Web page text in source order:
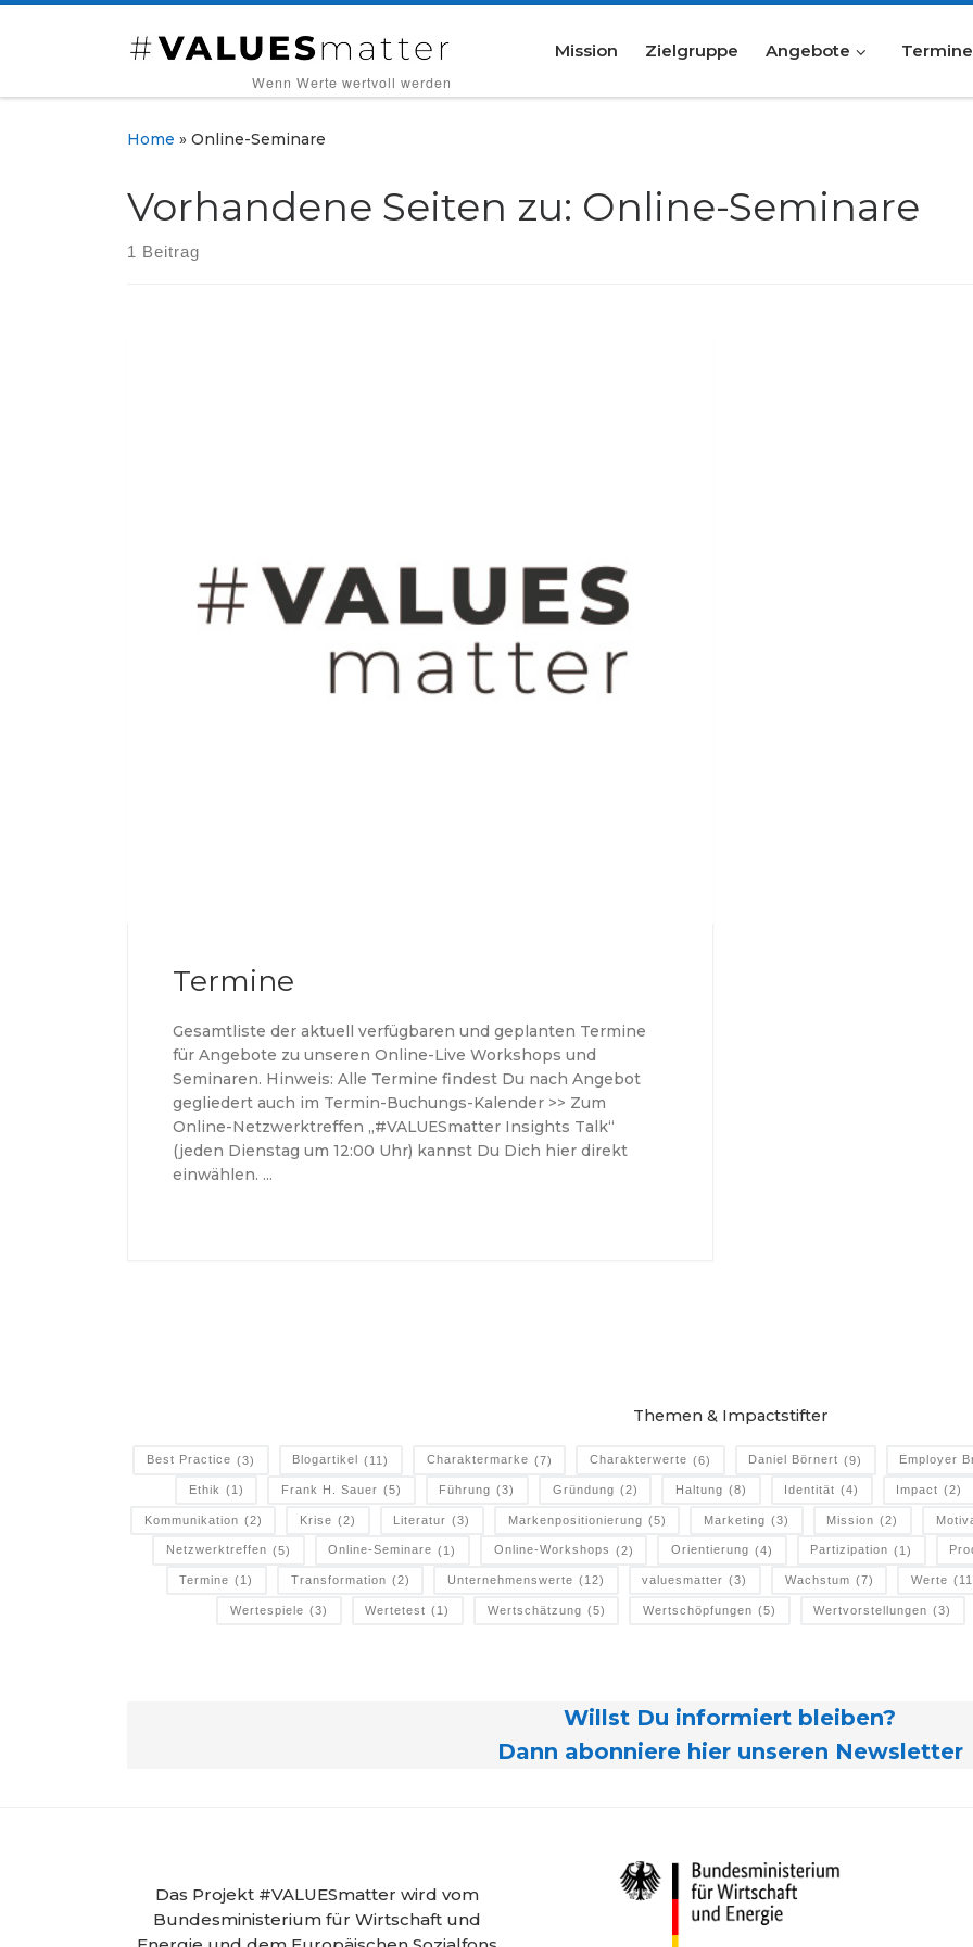
‎ ‎ ‎ ‎ ‎ ‎ ‎ ‎ ‎Wenn Werte wertvoll werden
Mission Zielgruppe Angebote Termine
Home » Online-Seminare
Vorhandene Seiten zu: Online-Seminare
1 Beitrag
Termine
Gesamtliste der aktuell verfügbaren und geplanten Termine
für Angebote zu unseren Online-Live Workshops und
Seminaren. Hinweis: Alle Termine findest Du nach Angebot
gegliedert auch im Termin-Buchungs-Kalender >> Zum
Online-Netzwerktreffen „#VALUESmatter Insights Talk“
(jeden Dienstag um 12:00 Uhr) kannst Du Dich hier direkt
einwählen. …
Themen & Impactstifter
Best Practice (3) Blogartikel (11) Charaktermarke (7) Charakterwerte (6) Daniel Börnert (9) Employer
Ethik (1) Frank H. Sauer (5) Führung (3) Gründung (2) Haltung (8) Identität (4) Impact (2)
Kommunikation (2) Krise (2) Literatur (3) Markenpositionierung (5) Marketing (3) Mission (2)
Netzwerktreffen (5) Online-Seminare (1) Online-Workshops (2) Orientierung (4) Partizipation (1)
Termine (1) Transformation (2) Unternehmenswerte (12) valuesmatter (3) Wachstum (7) Werte
Wertespiele (3) Wertetest (1) Wertschätzung (5) Wertschöpfungen (5) Wertvorstellungen (3)
Willst Du informiert bleiben?
Dann abonniere hier unseren Newsletter
Das Projekt #VALUESmatter wird vom
Bundesministerium für Wirtschaft und